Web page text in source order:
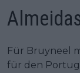
Für Bruyneel
für den